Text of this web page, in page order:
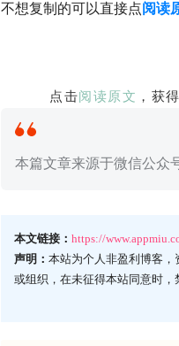
不想复制的可以直接点阅读
点击阅读原文 ，获
本篇文章来源于微信公众
本文链接： https://
声明： 本站为个人非盈利博客
或组织，在未征得本站同意时